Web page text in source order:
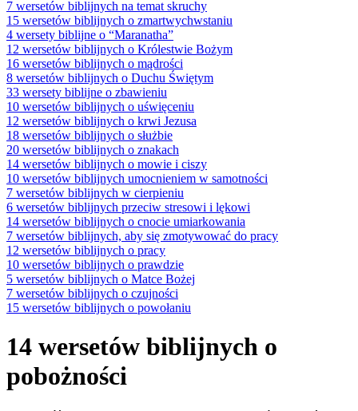
7 wersetów biblijnych na temat skruchy
15 wersetów biblijnych o zmartwychwstaniu
4 wersety biblijne o “Maranatha”
12 wersetów biblijnych o Królestwie Bożym
16 wersetów biblijnych o mądrości
8 wersetów biblijnych o Duchu Świętym
33 wersety biblijne o zbawieniu
10 wersetów biblijnych o uświęceniu
12 wersetów biblijnych o krwi Jezusa
18 wersetów biblijnych o służbie
20 wersetów biblijnych o znakach
14 wersetów biblijnych o mowie i ciszy
10 wersetów biblijnych umocnieniem w samotności
7 wersetów biblijnych w cierpieniu
6 wersetów biblijnych przeciw stresowi i lękowi
14 wersetów biblijnych o cnocie umiarkowania
7 wersetów biblijnych, aby się zmotywować do pracy
12 wersetów biblijnych o pracy
10 wersetów biblijnych o prawdzie
5 wersetów biblijnych o Matce Bożej
7 wersetów biblijnych o czujności
15 wersetów biblijnych o powołaniu
14 wersetów biblijnych o
pobożności